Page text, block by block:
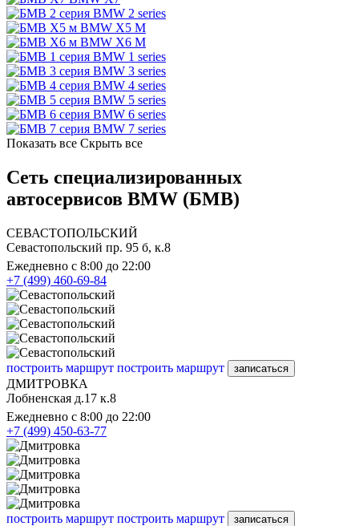
BMW 2 series
BMW X5 M
BMW X6 M
BMW 1 series
BMW 3 series
BMW 4 series
BMW 5 series
BMW 6 series
BMW 7 series
Показать все Скрыть все
Сеть специализированных
автосервисов BMW (БМВ)
СЕВАСТОПОЛЬСКИЙ
Севастопольский пр. 95 б, к.8
Ежедневно с 8:00 до 22:00
+7 (499) 460-69-84
построить маршрут построить маршрут записаться
ДМИТРОВКА
Лобненская д.17 к.8
Ежедневно с 8:00 до 22:00
+7 (499) 450-63-77
построить маршрут построить маршрут записаться